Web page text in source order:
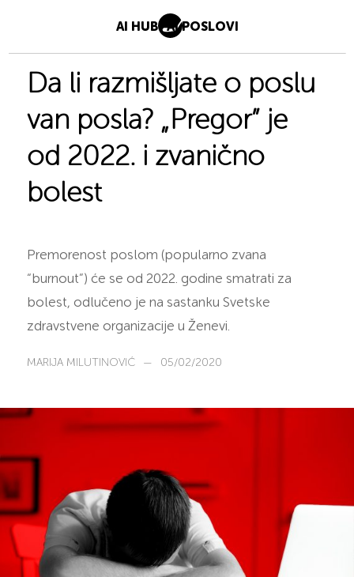
AI HUB AI POSLOVI
Da li razmišljate o poslu
van posla? „Pregor” je
od 2022. i zvanično
bolest
Premorenost poslom (popularno zvana
“burnout”) će se od 2022. godine smatrati za
bolest, odlučeno je na sastanku Svetske
zdravstvene organizacije u Ženevi.
MARIJA MILUTINOVIĆ — 05/02/2020